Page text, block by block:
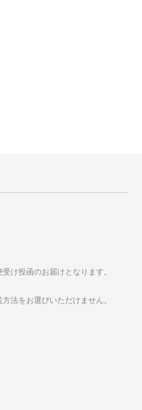
け投函のお届けとなります。
法をお選びいただけません。